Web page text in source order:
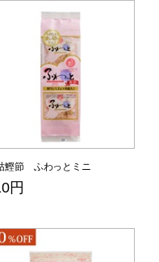
鰹節 ふわっとミニ
円